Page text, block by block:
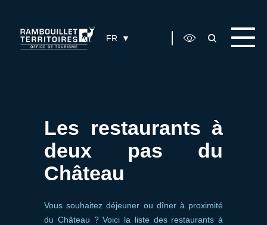
FR
Les restaurants à
deux pas du
Château
Vous souhaitez déjeuner ou dîner à proximité
du Château ? Voici la liste des restaurants à